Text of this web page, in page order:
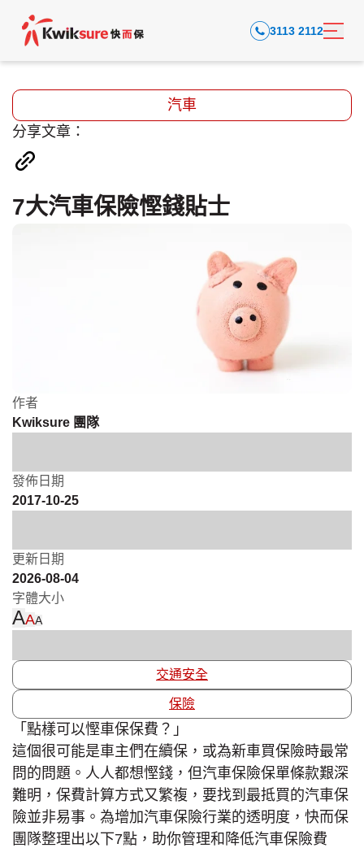
3113 2112
汽車
分享文章：
7大汽車保險慳錢貼士
作者
Kwiksure 團隊
發佈日期
2017-10-25
更新日期
2026-08-04
字體大小
AAA
交通安全
保險
「點樣可以慳車保保費？」
這個很可能是車主們在續保，或為新車買保險時最常
問的問題。人人都想慳錢，但汽車保險保單條款艱深
難明，保費計算方式又繁複，要找到最抵買的汽車保
險並非易事。為增加汽車保險行業的透明度，快而保
團隊整理出以下7點，助你管理和降低汽車保險費